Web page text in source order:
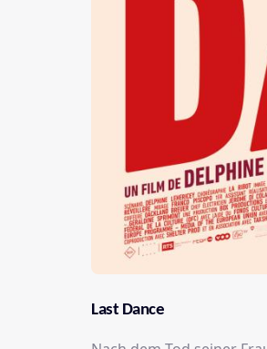
Last Dance